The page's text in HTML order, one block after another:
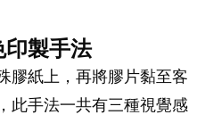
印製手法
膠紙上，再將膠片黏至客
此手法一共有三種視覺感